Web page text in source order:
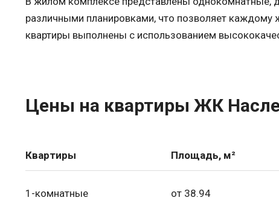
различными планировками, что позволяет каждому
квартиры выполнены с использованием
Цены на квартиры ЖК
Квартиры Площадь, м²
1-комнатные от 38.94